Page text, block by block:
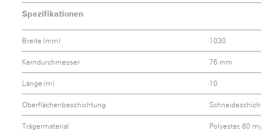
Spezifikationen
Breite (mm) 1030
Kerndurchmesser 76 mm
Länge (m) 10
Oberflächenbeschichtung
Trägermaterial Polyester, 80